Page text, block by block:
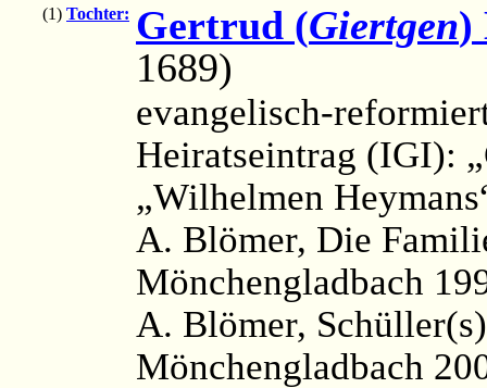
(1) Tochter: Gertrud (Giertgen)
1689)
evangelisch-
Heiratseintrag (IGI):
„Wilhelmen
A. Blömer, Die
Mönchengladbach
A. Blömer,
Mönchengladbach